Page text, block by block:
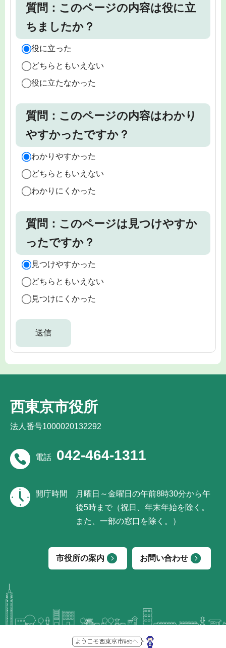
質問：このページの内容は役に立
ちましたか？
役に立った
どちらともいえない
役に立たなかった
質問：このページの内容はわかり
やすかったですか？
わかりやすかった
どちらともいえない
わかりにくかった
質問：このページは見つけやすか
ったですか？
見つけやすかった
どちらともいえない
見つけにくかった
西東京市役所
法人番号1000020132292
電話 042-464-1311
開庁時間
月曜日～金曜日の午前8時30分から午
後5時まで（祝日、年末年始を除く。
また、一部の窓口を除く。）
市役所の案内 お問い合わせ